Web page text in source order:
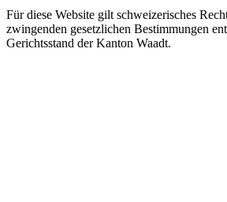
Für diese Website gilt schweizerisches
zwingenden gesetzlichen Bestimmungen
Gerichtsstand der Kanton Waadt.